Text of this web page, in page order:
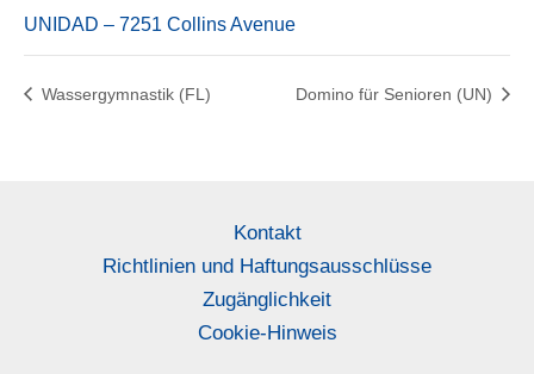
UNIDAD – 7251 Collins Avenue
Wassergymnastik (FL) Domino für Senioren (UN)
Kontakt
Richtlinien und Haftungsausschlüsse
Zugänglichkeit
Cookie-Hinweis